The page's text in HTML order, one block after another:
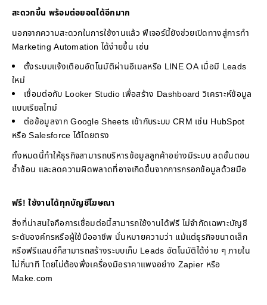
สะดวกขึ้น พร้อมต่อยอดได้อีกมาก
นอกจากความสะดวกในการใช้งานแล้ว ฟีเจอร์นี้ยังช่วยเปิดทางสู่การทำ
Marketing Automation ได้ง่ายขึ้น เช่น
ตั้งระบบแจ้งเตือนอัตโนมัติผ่านอีเมลหรือ LINE OA เมื่อมี Leads
ใหม่
เชื่อมต่อกับ Looker Studio เพื่อสร้าง Dashboard วิเคราะห์ข้อมูล
แบบเรียลไทม์
ต่อข้อมูลจาก Google Sheets เข้ากับระบบ CRM เช่น HubSpot
หรือ Salesforce ได้โดยตรง
ทั้งหมดนี้ทำให้ธุรกิจสามารถบริหารข้อมูลลูกค้าอย่างมีระบบ ลดขั้นตอน
ซ้ำซ้อน และลดความผิดพลาดที่อาจเกิดขึ้นจากการกรอกข้อมูลด้วยมือ
ฟรี! ใช้งานได้ทุกบัญชีโฆษณา
สิ่งที่น่าสนใจคือการเชื่อมต่อนี้สามารถใช้งานได้ฟรี ไม่จำกัดเฉพาะบัญชี
ระดับองค์กรหรือผู้ใช้มืออาชีพ นั่นหมายความว่า แม้แต่ธุรกิจขนาดเล็ก
หรือฟรีแลนซ์ก็สามารถสร้างระบบเก็บ Leads อัตโนมัติได้ง่าย ๆ ภายใน
ไม่กี่นาที โดยไม่ต้องพึ่งเครื่องมือราคาแพงอย่าง Zapier หรือ
Make.com